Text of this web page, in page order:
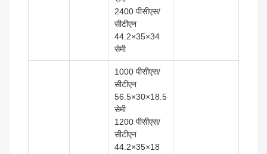
2400 पीसीएस/
सीटीएन
44.2×35×34
सेमी
1000 पीसीएस/
सीटीएन
56.5×30×18.5
सेमी
1200 पीसीएस/
सीटीएन
44.2×35×18